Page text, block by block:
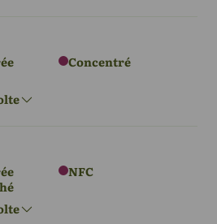
du
Océanie
Concentré
NFC